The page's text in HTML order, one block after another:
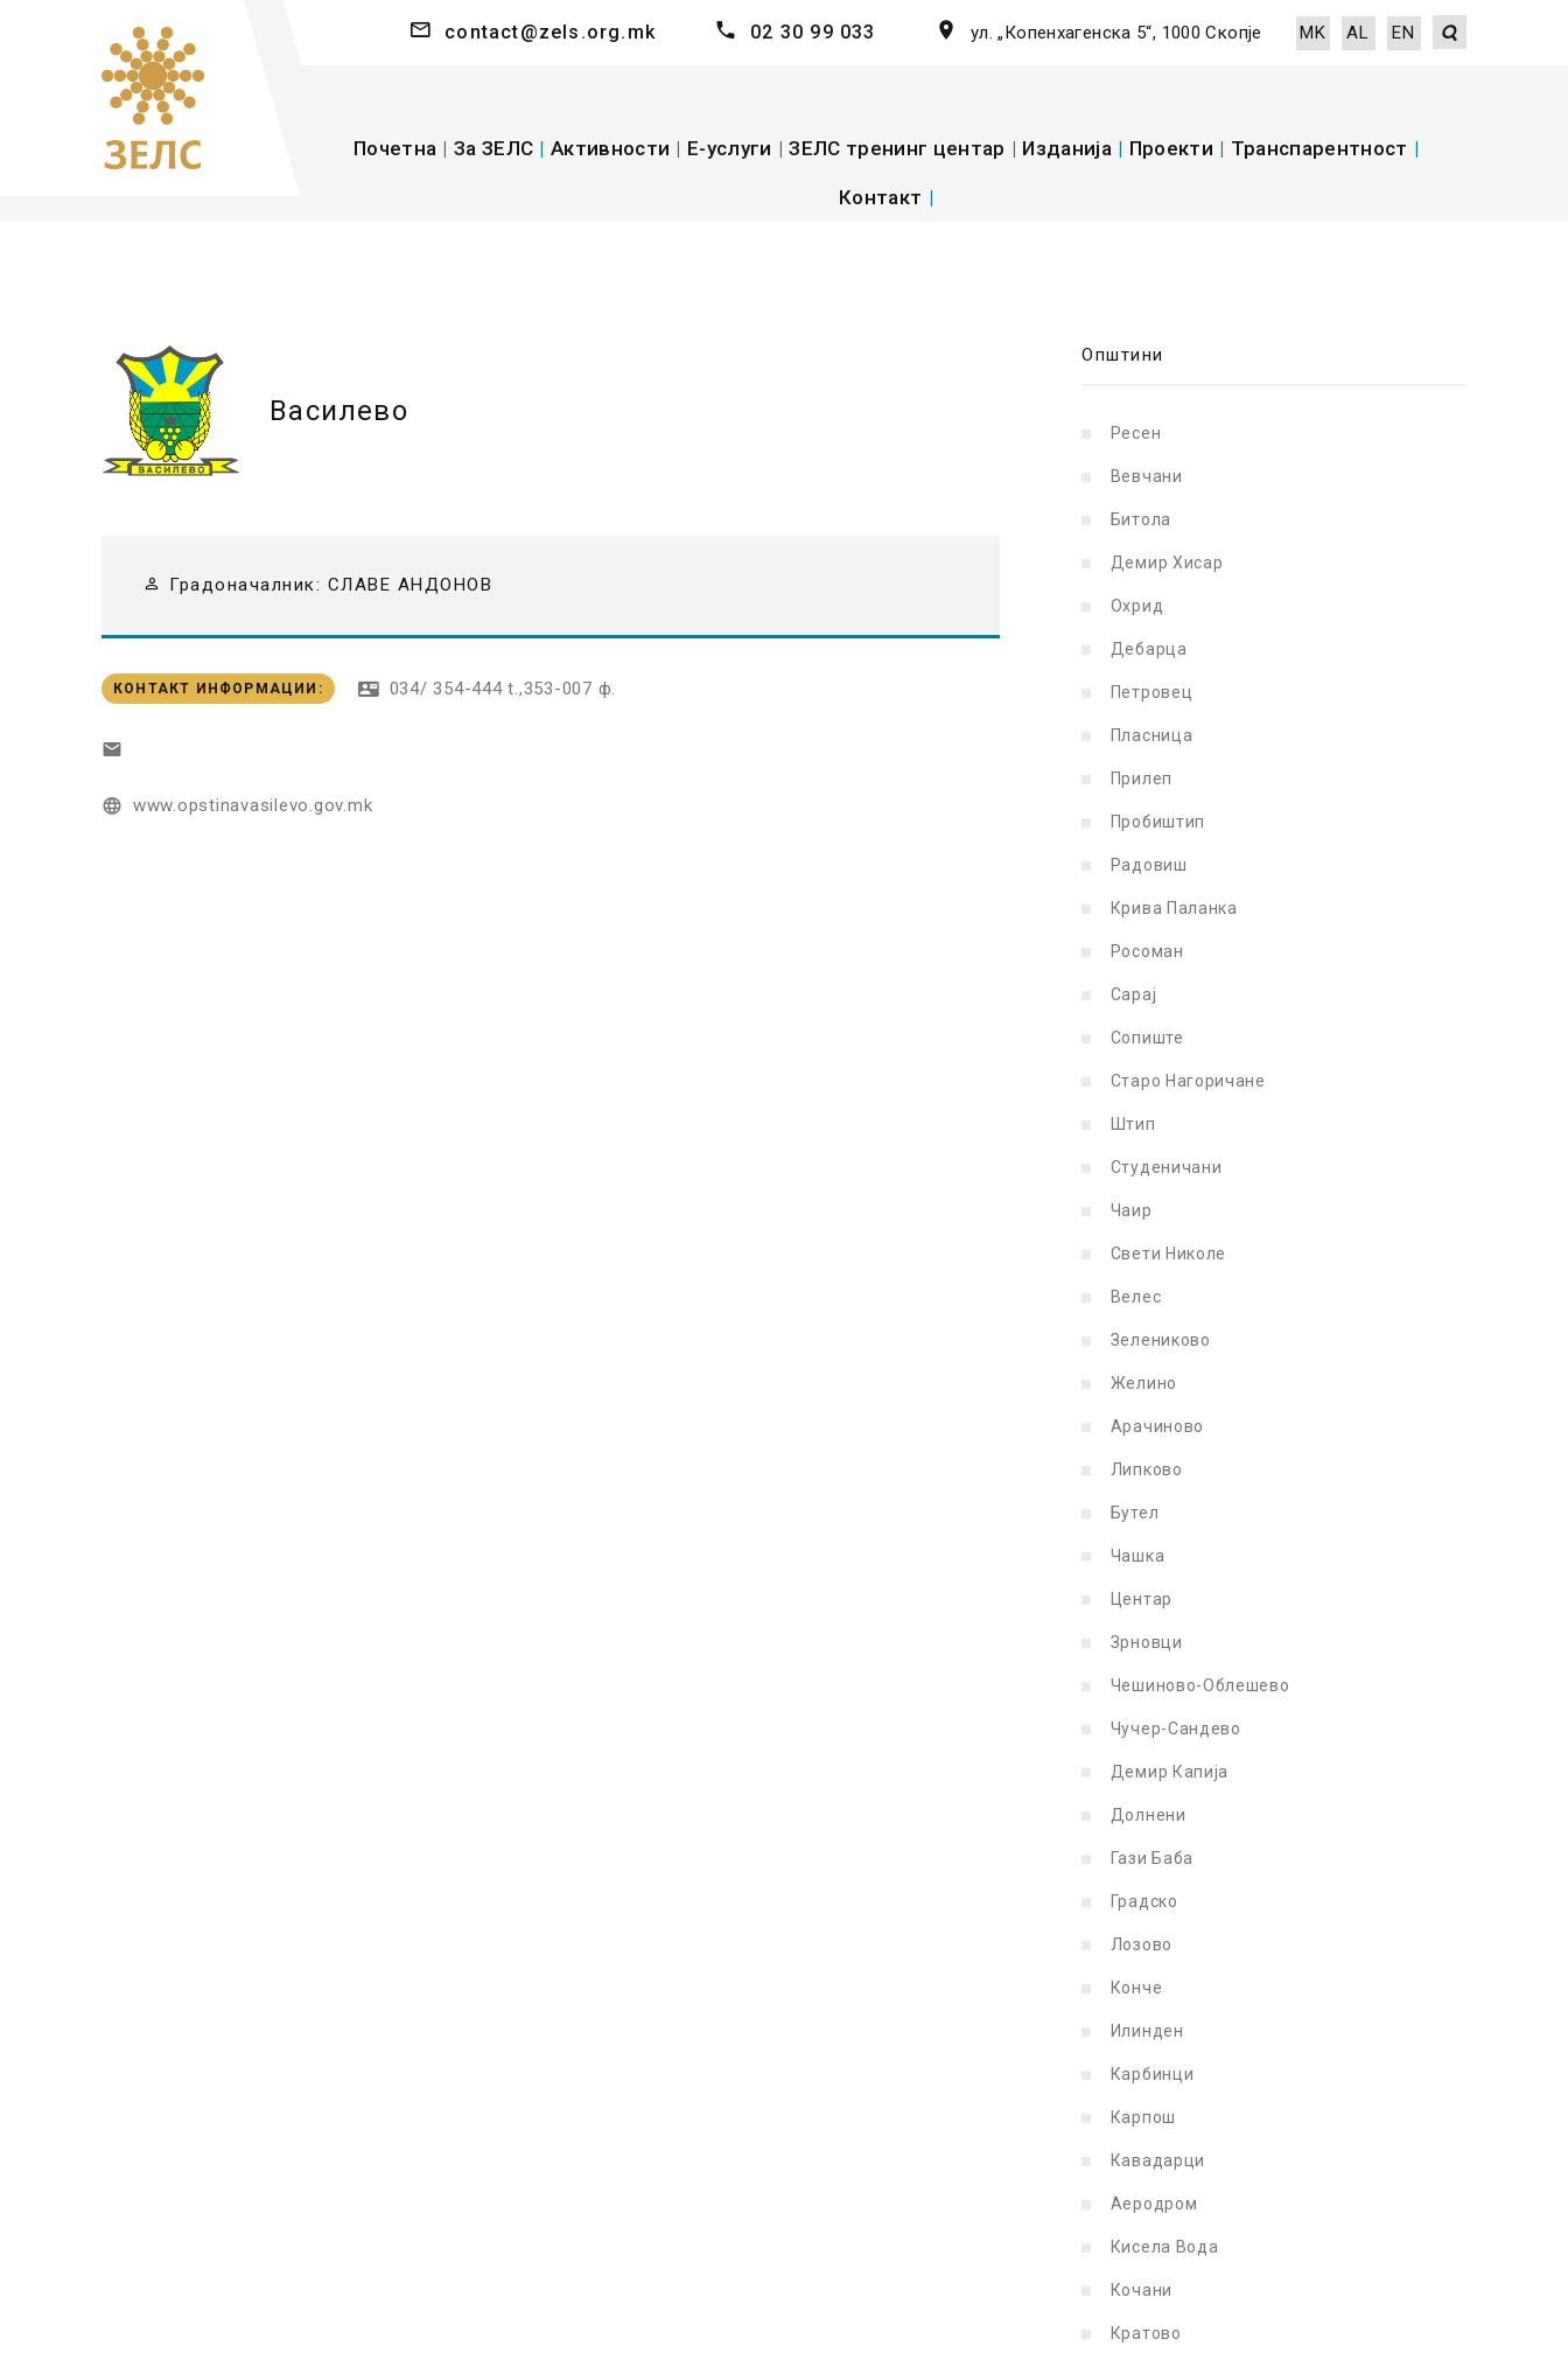
contact@zels.org.mk 02 30 99 033 ул. „Копенхагенска 5“, 1000 Скопје MK AL EN
Почетна | За ЗЕЛС | Активности | E-услуги | ЗЕЛС тренинг центар | Изданија | Проекти | Транспарентност |
Контакт |
Василево
Градоначалник: СЛАВЕ АНДОНОВ
КОНТАКТ ИНФОРМАЦИИ : 034/ 354-444 t.,353-007 ф.
www.opstinavasilevo.gov.mk
Општини
Ресен
Вевчани
Битола
Демир Хисар
Охрид
Дебарца
Петровец
Пласница
Прилеп
Пробиштип
Радовиш
Крива Паланка
Росоман
Сарај
Сопиште
Старо Нагоричане
Штип
Студеничани
Чаир
Свети Николе
Велес
Зелениково
Желино
Арачиново
Липково
Бутел
Чашка
Центар
Зрновци
Чешиново-Облешево
Чучер-Сандево
Демир Капија
Долнени
Гази Баба
Градско
Лозово
Конче
Илинден
Карбинци
Карпош
Кавадарци
Аеродром
Кисела Вода
Кочани
Кратово